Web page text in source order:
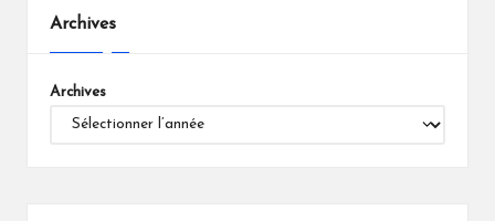
Archives
Archives